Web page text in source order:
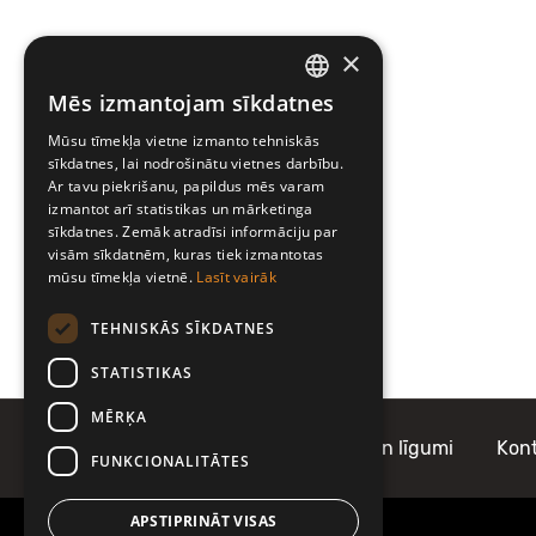
Par Mobilly Noteikumi un līgumi
LATVIAN
ENGLISH
×
Mēs izmantojam sīkdatnes
Mūsu tīmekļa vietne izmanto tehniskās
sīkdatnes, lai nodrošinātu vietnes darbību.
Ar tavu piekrišanu, papildus mēs varam
izmantot arī statistikas un mārketinga
sīkdatnes. Zemāk atradīsi informāciju par
visām sīkdatnēm, kuras tiek izmantotas
mūsu tīmekļa vietnē. Lasīt vairāk
TEHNISKĀS SĪKDATNES
STATISTIKAS
MĒRĶA
FUNKCIONALITĀTES
APSTIPRINĀT VISAS